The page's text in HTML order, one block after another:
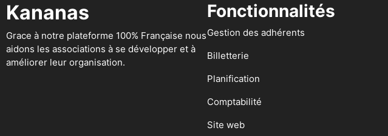
Kananas
Grace à notre plateforme 100% Française nous
aidons les associations à se développer et à
améliorer leur organisation.
Fonctionnalités
Gestion des adhérents
Billetterie
Planification
Comptabilité
Site web